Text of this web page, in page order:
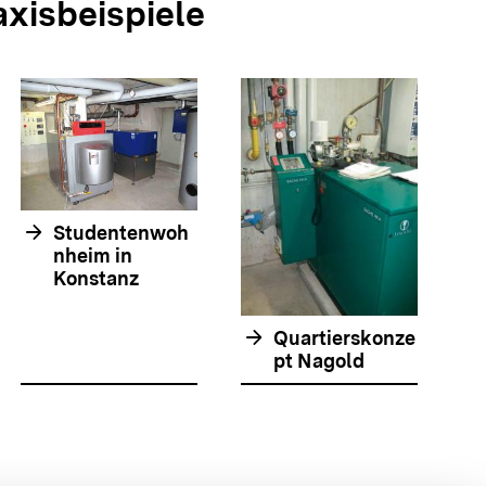
arrow_forward Studentenwoh
nheim in
Konstanz
arrow_forward Quartierskonze
pt Nagold
springen
springen